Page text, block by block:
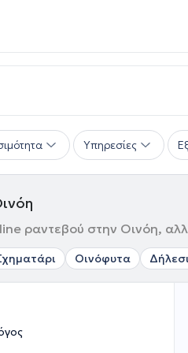
Υπηρεσίες
ραντεβού στην Οινόη,
Οινόφυτα